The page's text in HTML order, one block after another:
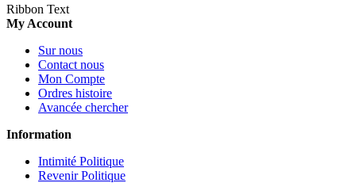
Ribbon Text
My Account
Sur nous
Contact nous
Mon Compte
Ordres histoire
Avancée chercher
Information
Intimité Politique
Revenir Politique